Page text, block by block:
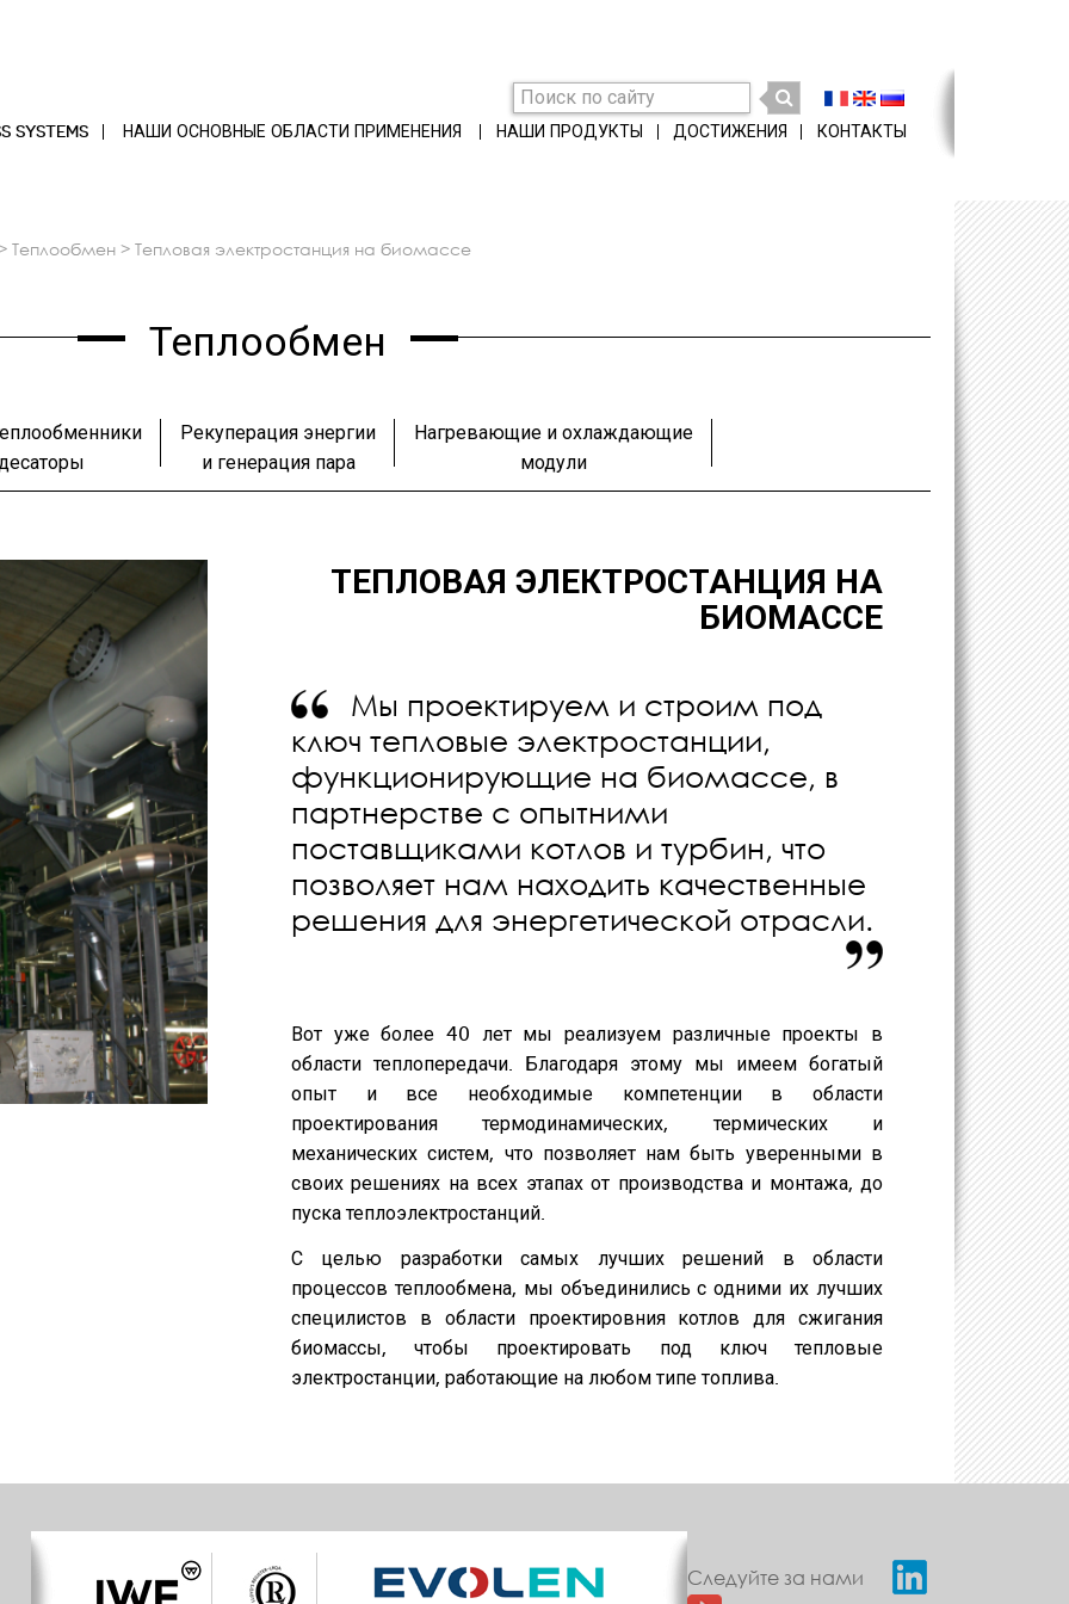
SYSTEMS НАШИ ОСНОВНЫЕ ОБЛАСТИ ПРИМЕНЕНИЯ НАШИ ПРОДУКТЫ ДОСТИЖЕНИЯ КОНТАКТЫ
теплообмен > тепловая электростанция на биомассе
Теплообмен
Рекуперация энергии
и генерация пара
Нагревающие и охлаждающие
модули
ТЕПЛОВАЯ ЭЛЕКТРОСТАНЦИЯ НА
БИОМАССЕ
Мы проектируем и строим под
ключ тепловые электростанции,
функционирующие на биомассе, в
партнерстве с опытними
поставщиками котлов и турбин, что
позволяет нам находить качественные
решения для энергетической отрасли.
Вот уже более 40 лет мы реализуем различные проекты в
области теплопередачи. Благодаря этому мы имеем богатый
опыт и все необходимые компетенции в области
проектирования термодинамических, термических и
механических систем, что позволяет нам быть уверенными в
своих решениях на всех этапах от производства и монтажа, до
пуска теплоэлектростанций.
С целью разработки самых лучших решений в области
процессов теплообмена, мы объединились с одними их лучших
специлистов в области проектировния котлов для сжигания
биомассы, чтобы проектировать под ключ тепловые
электростанции, работающие на любом типе топлива.
Следуйте за нами